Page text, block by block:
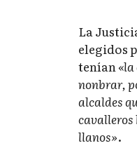
La
elegidos
tenían
nonbrar,
alcaldes
cavalleros
llanos».